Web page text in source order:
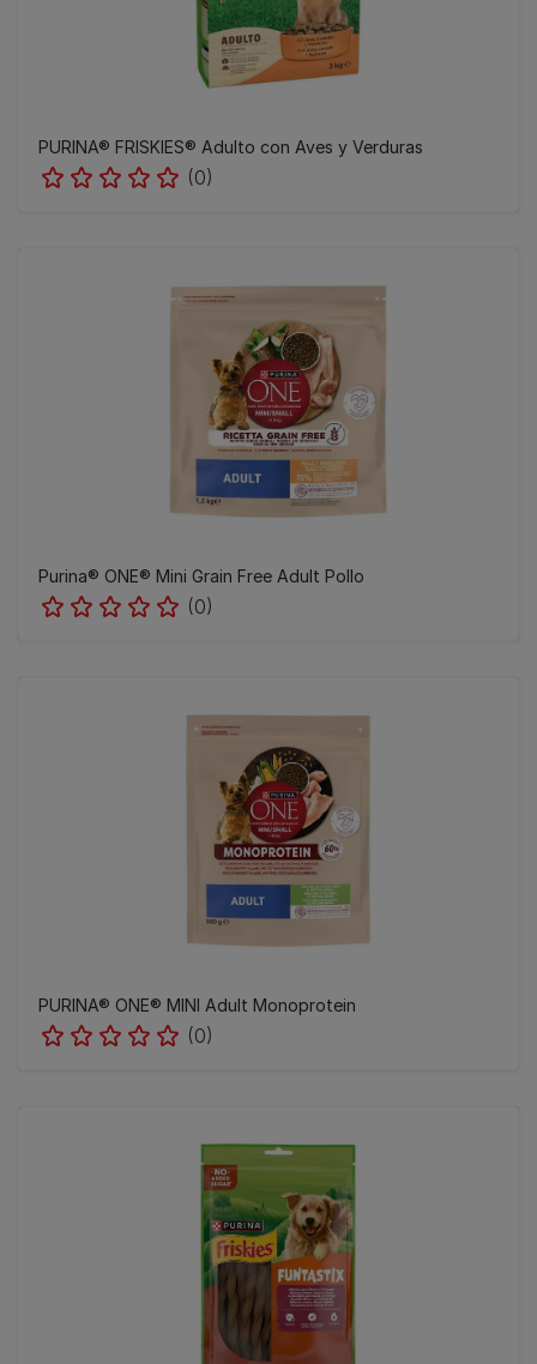
PURINA® FRISKIES® Adulto con Aves y Verduras
(0)
Purina® ONE® Mini Grain Free Adult Pollo
(0)
PURINA® ONE® MINI Adult Monoprotein
(0)